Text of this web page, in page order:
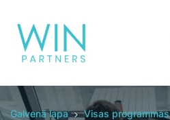
Galvenā lapa
Visas programmas